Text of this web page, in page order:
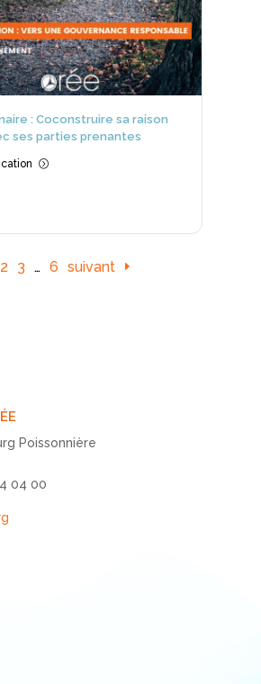
: Coconstruire sa raison
ses parties prenantes
=
2 3 … 6 suivant
Poissonnière
04 00